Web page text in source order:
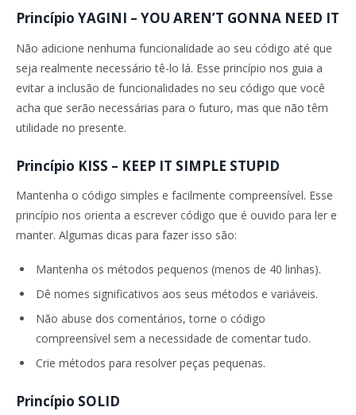
Princípio YAGINI – YOU AREN’T GONNA NEED IT
Não adicione nenhuma funcionalidade ao seu código até que
seja realmente necessário tê-lo lá. Esse princípio nos guia a
evitar a inclusão de funcionalidades no seu código que você
acha que serão necessárias para o futuro, mas que não têm
utilidade no presente.
Princípio KISS – KEEP IT SIMPLE STUPID
Mantenha o código simples e facilmente compreensível. Esse
princípio nos orienta a escrever código que é ouvido para ler e
manter. Algumas dicas para fazer isso são:
Mantenha os métodos pequenos (menos de 40 linhas).
Dê nomes significativos aos seus métodos e variáveis.
Não abuse dos comentários, torne o código
compreensível sem a necessidade de comentar tudo.
Crie métodos para resolver peças pequenas.
Princípio SOLID